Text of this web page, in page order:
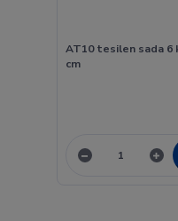
AT10 tesilen sada 6
cm